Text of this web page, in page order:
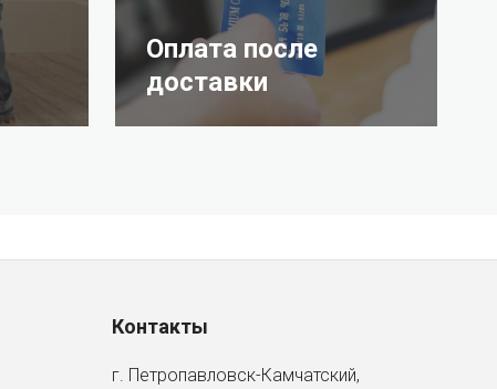
Оплата после
доставки
Контакты
г. Петропавловск-Камчатский,